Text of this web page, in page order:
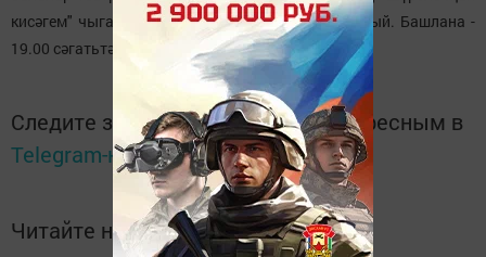
кисәгем" чыгарылыш спектакле белән чыгыш ясый. Башлана -
19.00 сәгатьтә. Керү - ирекле. Рәхим итегез!
Следите за самым важным и интересным в
Telegram-каналеТатмедиа
Читайте новости Татарстана в